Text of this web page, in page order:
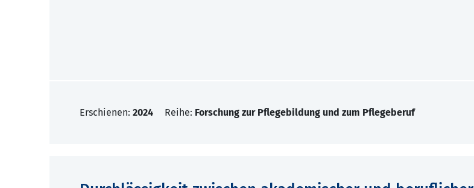
Erschienen: 2024 Reihe: Forschung zur Pflegebildung und zum Pflegeberuf